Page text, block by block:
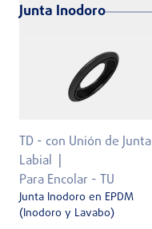
Junta Inodoro
TD - con Unión de Junta
Labial
Para Encolar - TU
Junta Inodoro en EPDM
(Inodoro y Lavabo)